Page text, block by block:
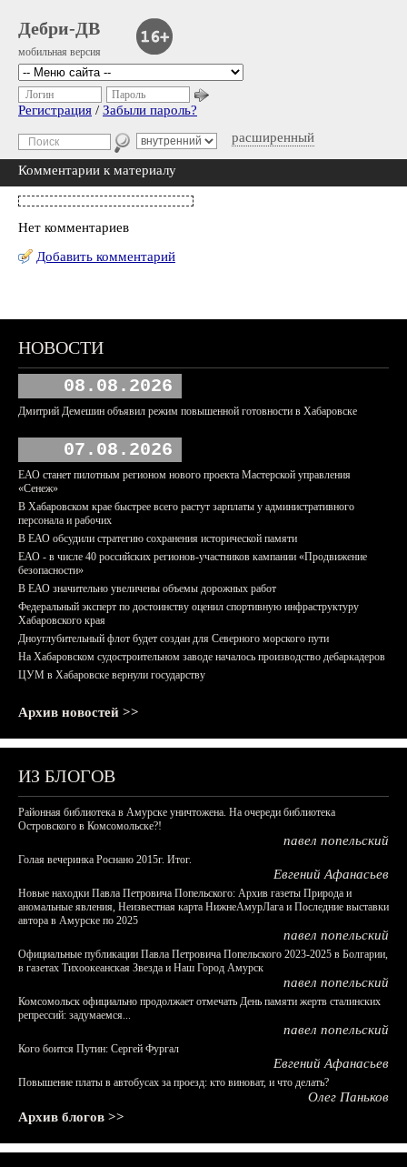
Дебри-ДВ
мобильная версия
расширенный
Логин Пароль
Регистрация / Забыли пароль?
Комментарии к материалу
Нет комментариев
Добавить комментарий
НОВОСТИ
08.08.2026
Дмитрий Демешин объявил режим повышенной готовности в Хабаровске
07.08.2026
ЕАО станет пилотным регионом нового проекта Мастерской управления
«Сенеж»
В Хабаровском крае быстрее всего растут зарплаты у административного
персонала и рабочих
В ЕАО обсудили стратегию сохранения исторической памяти
ЕАО - в числе 40 российских регионов-участников кампании «Продвижение
безопасности»
В ЕАО значительно увеличены объемы дорожных работ
Федеральный эксперт по достоинству оценил спортивную инфраструктуру
Хабаровского края
Дноуглубительный флот будет создан для Северного морского пути
На Хабаровском судостроительном заводе началось производство дебаркадеров
ЦУМ в Хабаровске вернули государству
Архив новостей >>
ИЗ БЛОГОВ
Районная библиотека в Амурске уничтожена. На очереди библиотека
Островского в Комсомольске?!
павел попельский
Голая вечеринка Роснано 2015г. Итог.
Евгений Афанасьев
Новые находки Павла Петровича Попельского: Архив газеты Природа и
аномальные явления, Неизвестная карта НижнеАмурЛага и Последние выставки
автора в Амурске по 2025
павел попельский
Официальные публикации Павла Петровича Попельского 2023-2025 в Болгарии,
в газетах Тихоокеанская Звезда и Наш Город Амурск
павел попельский
Комсомольск официально продолжает отмечать День памяти жертв сталинских
репрессий: задумаемся...
павел попельский
Кого боится Путин: Сергей Фургал
Евгений Афанасьев
Повышение платы в автобусах за проезд: кто виноват, и что делать?
Олег Паньков
Архив блогов >>